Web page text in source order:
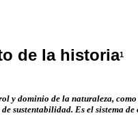
de la historia1
y dominio de la naturaleza,
sustentabilidad. Es el sistema